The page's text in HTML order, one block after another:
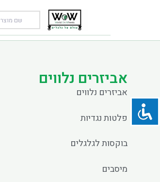
אביזרים נלווים
אביזרים נלווים
פלטות נגדיות
בוקסות לגלגלים
מיסבים